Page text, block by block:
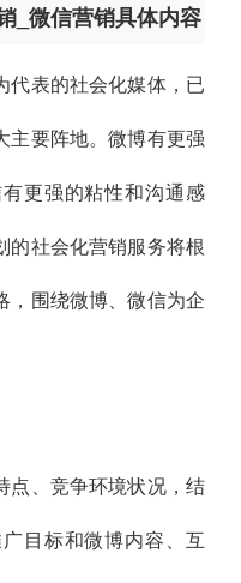
_微信营销具体内容
代表的社会化媒体，已
主要阵地。微博有更强
更强的粘性和沟通感
的社会化营销服务将根
，围绕微博、微信为企
点、竞争环境状况，结
目标和微博内容、互